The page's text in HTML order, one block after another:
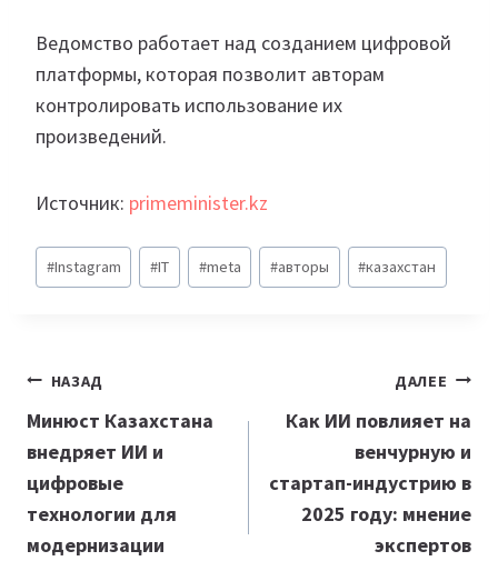
Ведомство работает над созданием цифровой
платформы, которая позволит авторам
контролировать использование их
произведений.
Источник: primeminister.kz
Метки
записи:
#Instagram #IT #meta #авторы #казахстан
Навигация
по
записям
НАЗАД
Минюст Казахстана
внедряет ИИ и
цифровые
технологии для
модернизации
ДАЛЕЕ
Как ИИ повлияет на
венчурную и
стартап-индустрию в
2025 году: мнение
экспертов